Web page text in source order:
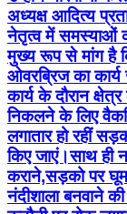
अध्यक्ष आदित्य
नेतृत्व में समस्याओं
मुख्य रूप से मांग है कि
ओवरब्रिज का कार्य
कार्य के दौरान
निकलने के लिए
लगातार हो रहीं
किए जाएं।साथ ही
कराने,सड़को पर
नंदीशाला बनवाने